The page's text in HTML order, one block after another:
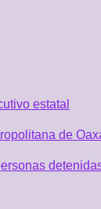
estatal
de